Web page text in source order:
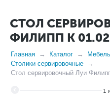
СТОЛ
ФИЛИПП К 01.02
Главная Каталог
Столики сервировочные
Стол сервировочный Луи
1